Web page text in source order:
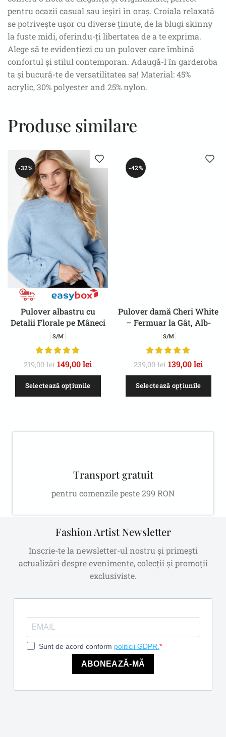
pentru ocazii casual sau ieșiri în oraș. Croiala relaxată
se potrivește ușor cu diverse ținute, de la blugi skinny
la fuste midi, oferindu-ți libertatea de a te exprima.
Alege să te evidențiezi cu un pulover care îmbină
confortul și stilul contemporan. Adaugă-l în garderoba
ta și bucură-te de versatilitatea sa! Material: 45%
acrylic, 30% polyester and 25% nylon.
Produse similare
-32%
Pulover albastru cu
Detalii Florale pe Mâneci
– pentru Toamnă/Iarnă
S/M
219,00lei 149,00lei
Selectează opțiunile
-42%
Pulover damă Cheri White
– Fermuar la Gât, Alb-
Crem, Confortabil,
Toamnă/Iarnă
S/M
239,00lei 139,00lei
Selectează opțiunile
Transport gratuit
pentru comenzile peste 299 RON
Fashion Artist Newsletter
Inscrie-te la newsletter-ul nostru și primești
actualizări despre evenimente, colecții și promoții
exclusiviste.
Sunt de acord conform politicii GDPR.
ABONEAZĂ-MĂ